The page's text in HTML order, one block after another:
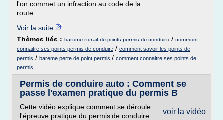
l'on commet un infraction au code de la
route.
Voir la suite
Thèmes liés : bareme retrait de points permis de conduire / comment
connaitre ses points permis de conduire / comment savoir les points de
permis / bareme perte de point permis / comment connaitre ses points de
permis
Permis de conduire auto : Comment se
passe l'examen pratique du permis B
voir la vidéo
Cette vidéo explique comment se déroule
l'épreuve pratique du permis de conduire